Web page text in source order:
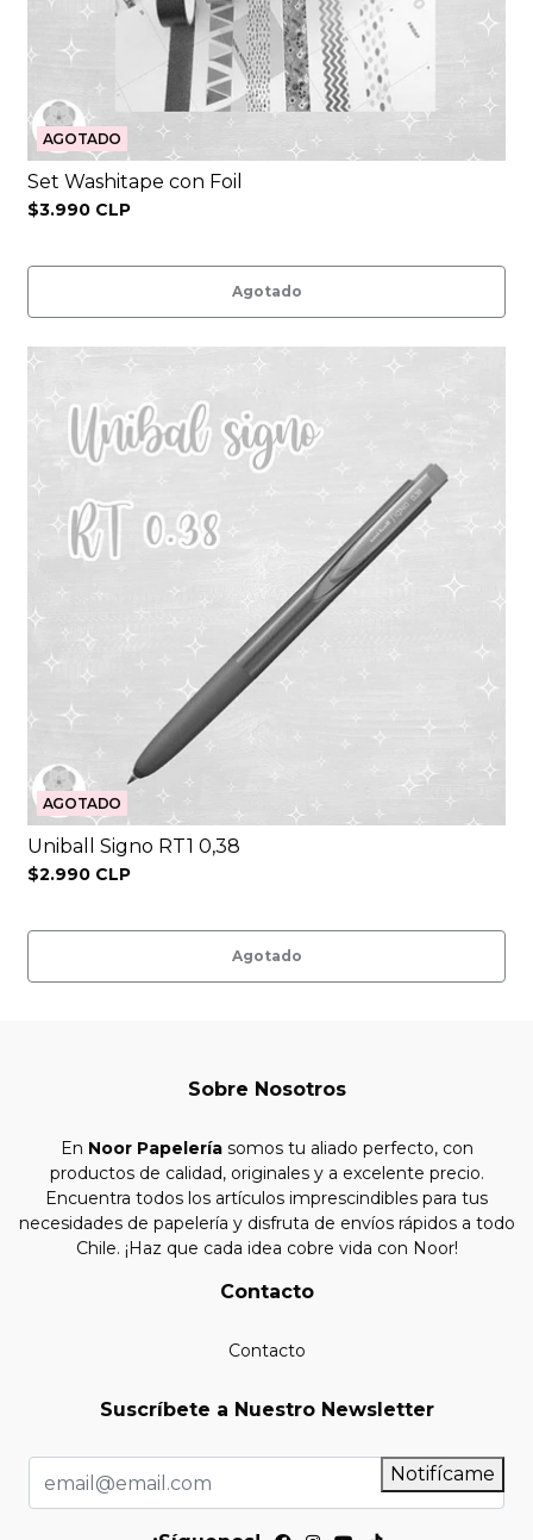
AGOTADO
Set Washitape con Foil
$3.990 CLP
Agotado
AGOTADO
Uniball Signo RT1 0,38
$2.990 CLP
Agotado
Sobre Nosotros
En Noor Papeleríasomos tu aliado perfecto, con
productos de calidad, originales y a excelente precio.
Encuentra todos los artículos imprescindibles para tus
necesidades de papelería y disfruta de envíos rápidos a todo
Chile. ¡Haz que cada idea cobre vida con Noor!
Contacto
Contacto
Suscríbete a Nuestro Newsletter
Notifícame